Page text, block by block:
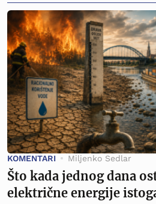
KOMENTARI Miljenko Sedlar
Što kada jednog dana
električne energije